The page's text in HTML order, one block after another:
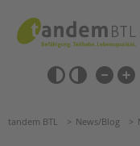
springen
Barrierefrei-
Einstellungen
überspringen
überspringen
tandem BTL News/Blog